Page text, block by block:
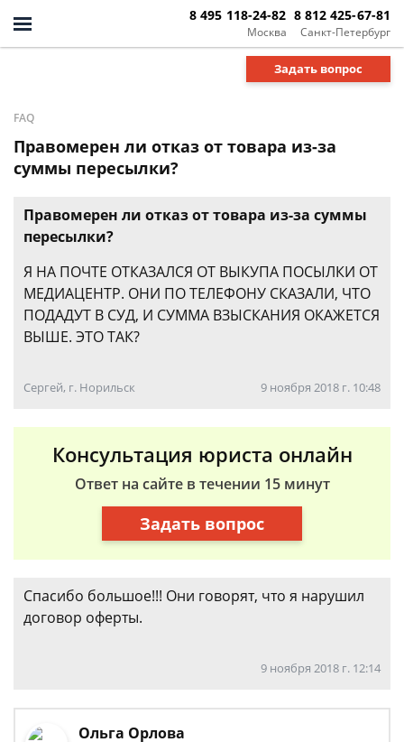
Москва
8 495 118-24-82
Санкт-Петербург
8 812 425-67-81
Задать вопрос
FAQ
Правомерен ли отказ от товара из-за
суммы пересылки?
Правомерен ли отказ от товара из-за суммы
пересылки?
Я НА ПОЧТЕ ОТКАЗАЛСЯ ОТ ВЫКУПА ПОСЫЛКИ ОТ
МЕДИАЦЕНТР. ОНИ ПО ТЕЛЕФОНУ СКАЗАЛИ, ЧТО
ПОДАДУТ В СУД, И СУММА ВЗЫСКАНИЯ ОКАЖЕТСЯ
ВЫШЕ. ЭТО ТАК?
Сергей, г. Норильск 9 ноября 2018 г. 10:48
Консультация юриста онлайн
Ответ на сайте в течении 15 минут
Задать вопрос
Спасибо большое!!! Они говорят, что я нарушил
договор оферты.
9 ноября 2018 г. 12:14
Ольга Орлова